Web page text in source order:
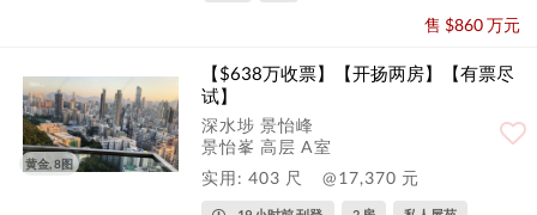
售 $860 万元
黄金, 8图
【$638万收票】【开扬两房】【有票尽
试】
深水埗 景怡峰
景怡峯 高层 A室
实用: 403 尺
@17,370 元